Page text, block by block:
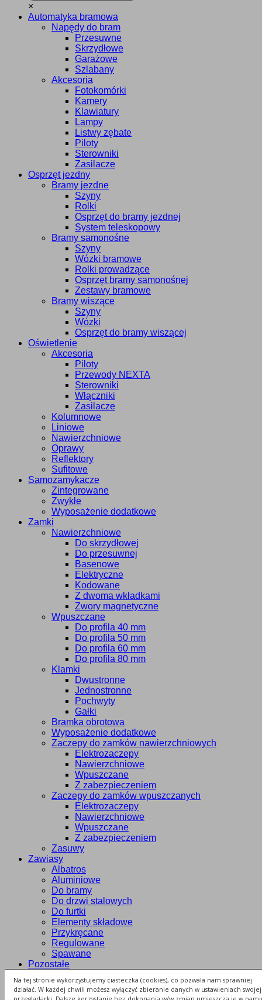
Na tej stronie wykorzystujemy ciasteczka (cookies), co pozwala nam sprawniej
działać. W każdej chwili możesz wyłączyć zbieranie danych w ustawieniach swojej
×
Automatyka bramowa
Napędy do bram
Przesuwne
Skrzydłowe
Garażowe
Szlabany
Akcesoria
Fotokomórki
Kamery
Klawiatury
Lampy
Listwy zębate
Piloty
Sterowniki
Zasilacze
Osprzęt jezdny
Bramy jezdne
Szyny
Rolki
Osprzęt do bramy jezdnej
System teleskopowy
Bramy samonośne
Szyny
Wózki bramowe
Rolki prowadzące
Osprzęt bramy samonośnej
Zestawy bramowe
Bramy wiszące
Szyny
Wózki
Osprzęt do bramy wiszącej
Oświetlenie
Akcesoria
Piloty
Przewody NEXTA
Sterowniki
Włączniki
Zasilacze
Kolumnowe
Liniowe
Nawierzchniowe
Oprawy
Reflektory
Sufitowe
Samozamykacze
Zintegrowane
Zwykłe
Wyposażenie dodatkowe
Zamki
Nawierzchniowe
Do skrzydłowej
Do przesuwnej
Basenowe
Elektryczne
Kodowane
Z dwoma wkładkami
Zwory magnetyczne
Wpuszczane
Do profila 40 mm
Do profila 50 mm
Do profila 60 mm
Do profila 80 mm
Klamki
Dwustronne
Jednostronne
Pochwyty
Gałki
Bramka obrotowa
Wyposażenie dodatkowe
Zaczepy do zamków nawierzchniowych
Elektrozaczepy
Nawierzchniowe
Wpuszczane
Z zabezpieczeniem
Zaczepy do zamków wpuszczanych
Elektrozaczepy
Nawierzchniowe
Wpuszczane
Z zabezpieczeniem
Zasuwy
Zawiasy
Albatros
Aluminiowe
Do bramy
Do drzwi stalowych
Do furtki
Elementy składowe
Przykręcane
Regulowane
Spawane
Pozostałe
Łapacze skrzydła
Ograniczniki otwarcia